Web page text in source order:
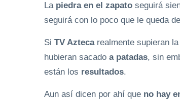
La piedra en el zapato seguirá
seguirá con lo poco que le queda
Si TV Aztecarealmente supieran
hubieran sacado a patadas, sin
están los resultados.
Aun así dicen por ahí que no hay